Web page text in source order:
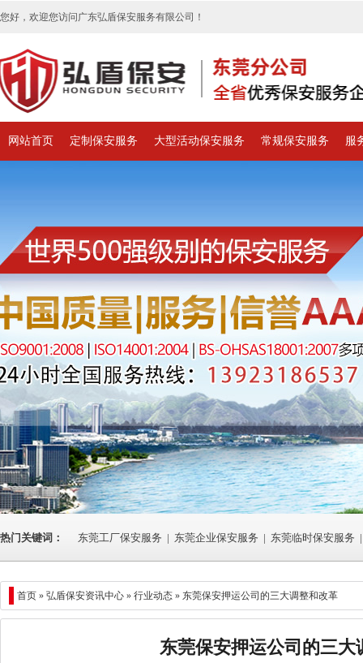
您好，欢迎您访问广东弘盾保安服务有限公司！
网站首页 定制保安服务 大型活动保安服务 常规保安服务 服
热门关键词： 东莞工厂保安服务 | 东莞企业保安服务 | 东莞临时保安服务 |
首页 » 弘盾保安资讯中心 » 行业动态 » 东莞保安押运公司的三大调整和改革
东莞保安押运公司的三大